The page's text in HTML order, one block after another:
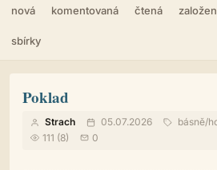
nová komentovaná čtená
sbírky
Poklad
Strach 05.07.2026 básně/
111 (8)
0